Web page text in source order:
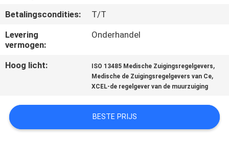
CITAAT
SITEMAP
POLICY
Betalingscondities:
T/T
Levering
vermogen:
Onderhandel
Hoog licht: ISO 13485 Medische Zuigingsregelgevers,
Medische de Zuigingsregelgevers van Ce,
XCEL-de regelgever van de muurzuiging
BESTE PRIJS